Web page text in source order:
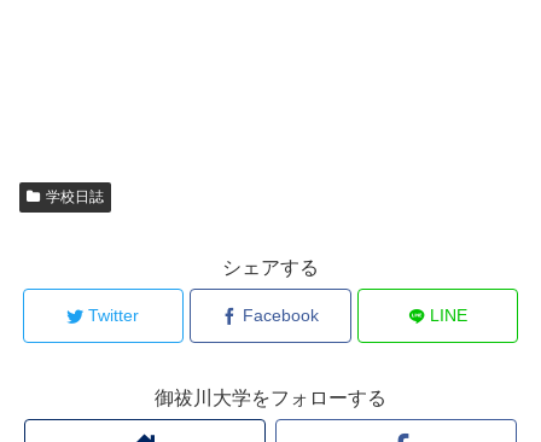
学校日誌
シェアする
Twitter Facebook LINE
御祓川大学をフォローする